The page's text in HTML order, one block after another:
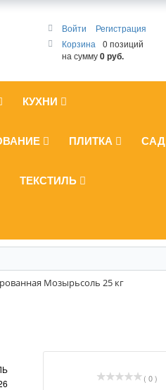
Войти
Регистрация
Корзина
0 позиций
на сумму0 руб.
КУХНИ
ПЛИТКА САД
ТЕКСТИЛЬ
Мозырьсоль 25 кг
( 0 )